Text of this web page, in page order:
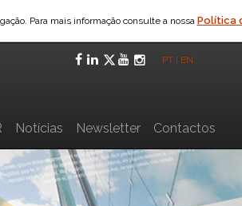
Para mais informação consulte a nossa Política
Facebook
LinkedIn
Twitter
YouTube
PT EN
Notícias Newsletter Contactos